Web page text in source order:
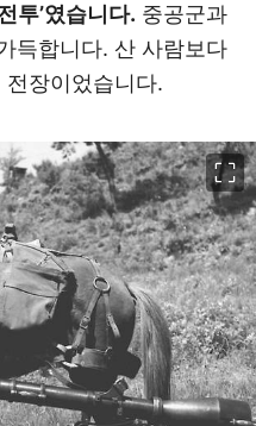
투’였습니다. 중공군과
득합니다. 산 사람보다
장이었습니다.